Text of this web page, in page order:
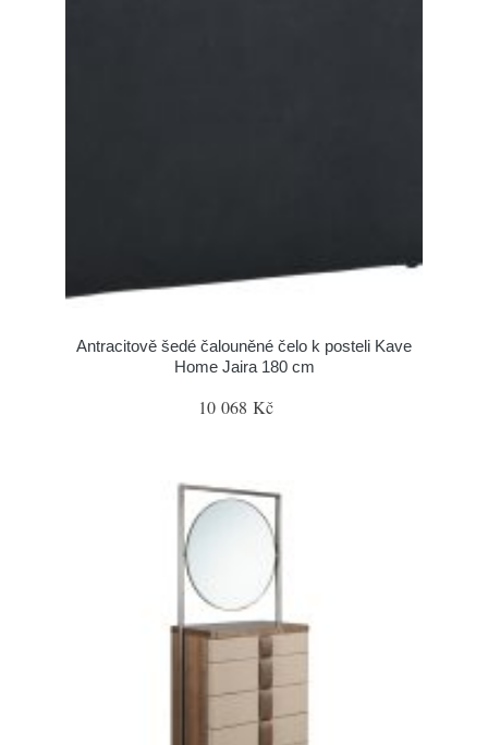
Antracitově šedé čalouněné čelo k posteli Kave
Home Jaira 180 cm
10 068 Kč